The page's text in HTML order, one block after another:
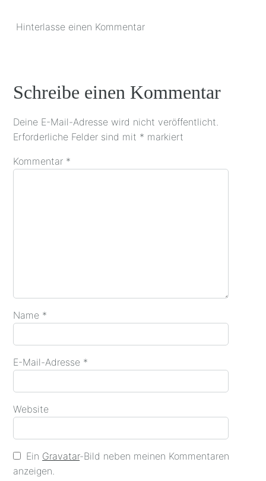
Hinterlasse einen Kommentar
Schreibe einen Kommentar
Deine E-Mail-Adresse wird nicht veröffentlicht.
Erforderliche Felder sind mit * markiert
Kommentar *
Name *
E-Mail-Adresse *
Website
Ein Gravatar-Bild neben meinen Kommentaren
anzeigen.